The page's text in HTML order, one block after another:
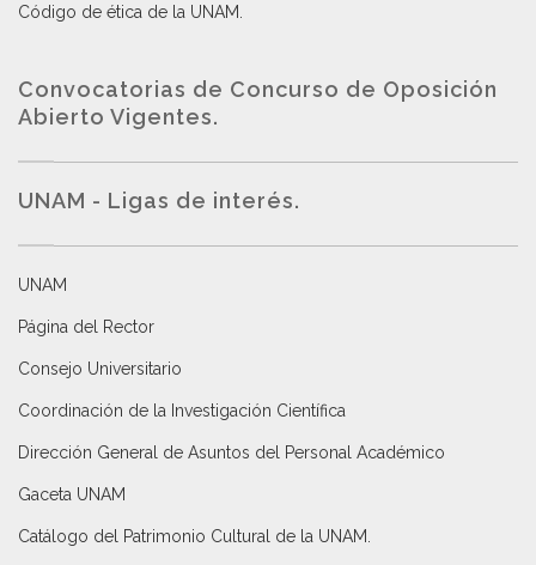
Código de ética de la UNAM
Convocatorias de Concurso de Oposición
Abierto Vigentes.
UNAM - Ligas de interés.
UNAM
Página del Rector
Consejo Universitario
Coordinación de la Investigación Científica
Dirección General de Asuntos del Personal Académico
Gaceta UNAM
Catálogo del Patrimonio Cultural de la UNAM.